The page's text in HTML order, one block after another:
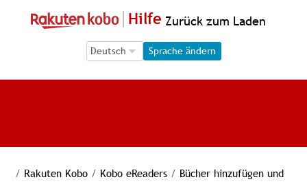
Hilfe Zurück zum Laden
Language Selection
Language Selection
Sprache ändern
/ Rakuten Kobo / Kobo eReaders / Bücher hinzufügen und